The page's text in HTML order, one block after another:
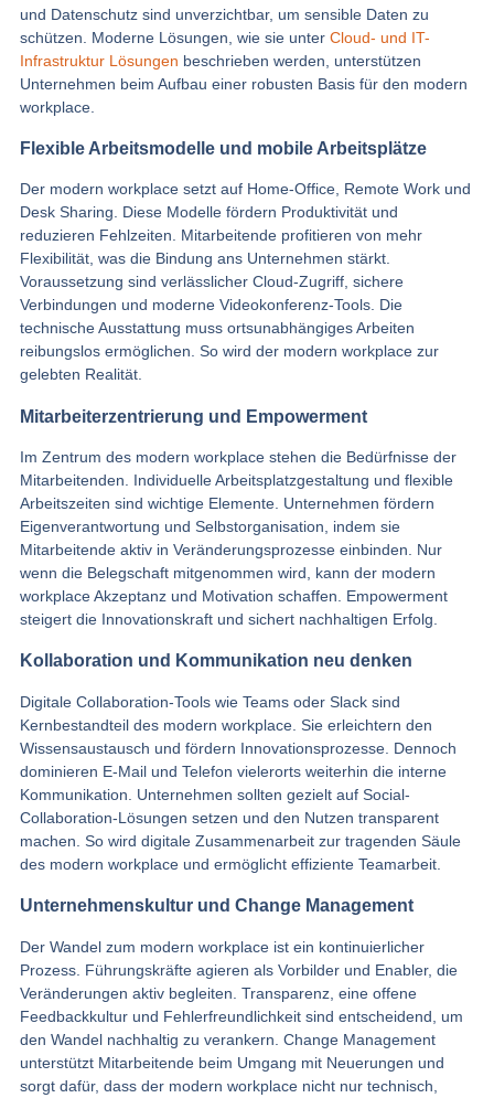
und Datenschutz sind unverzichtbar, um sensible Daten zu
schützen. Moderne Lösungen, wie sie unter Cloud- und IT-
Infrastruktur Lösungen beschrieben werden, unterstützen
Unternehmen beim Aufbau einer robusten Basis für den modern
workplace.
Flexible Arbeitsmodelle und mobile Arbeitsplätze
Der modern workplace setzt auf Home-Office, Remote Work und
Desk Sharing. Diese Modelle fördern Produktivität und
reduzieren Fehlzeiten. Mitarbeitende profitieren von mehr
Flexibilität, was die Bindung ans Unternehmen stärkt.
Voraussetzung sind verlässlicher Cloud-Zugriff, sichere
Verbindungen und moderne Videokonferenz-Tools. Die
technische Ausstattung muss ortsunabhängiges Arbeiten
reibungslos ermöglichen. So wird der modern workplace zur
gelebten Realität.
Mitarbeiterzentrierung und Empowerment
Im Zentrum des modern workplace stehen die Bedürfnisse der
Mitarbeitenden. Individuelle Arbeitsplatzgestaltung und flexible
Arbeitszeiten sind wichtige Elemente. Unternehmen fördern
Eigenverantwortung und Selbstorganisation, indem sie
Mitarbeitende aktiv in Veränderungsprozesse einbinden. Nur
wenn die Belegschaft mitgenommen wird, kann der modern
workplace Akzeptanz und Motivation schaffen. Empowerment
steigert die Innovationskraft und sichert nachhaltigen Erfolg.
Kollaboration und Kommunikation neu denken
Digitale Collaboration-Tools wie Teams oder Slack sind
Kernbestandteil des modern workplace. Sie erleichtern den
Wissensaustausch und fördern Innovationsprozesse. Dennoch
dominieren E-Mail und Telefon vielerorts weiterhin die interne
Kommunikation. Unternehmen sollten gezielt auf Social-
Collaboration-Lösungen setzen und den Nutzen transparent
machen. So wird digitale Zusammenarbeit zur tragenden Säule
des modern workplace und ermöglicht effiziente Teamarbeit.
Unternehmenskultur und Change Management
Der Wandel zum modern workplace ist ein kontinuierlicher
Prozess. Führungskräfte agieren als Vorbilder und Enabler, die
Veränderungen aktiv begleiten. Transparenz, eine offene
Feedbackkultur und Fehlerfreundlichkeit sind entscheidend, um
den Wandel nachhaltig zu verankern. Change Management
unterstützt Mitarbeitende beim Umgang mit Neuerungen und
sorgt dafür, dass der modern workplace nicht nur technisch,